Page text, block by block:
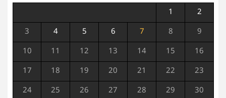
1 2
3 4 5 6 7 8 9
10 11 12 13 14 15 16
17 18 19 20 21 22 23
24 25 26 27 28 29 30